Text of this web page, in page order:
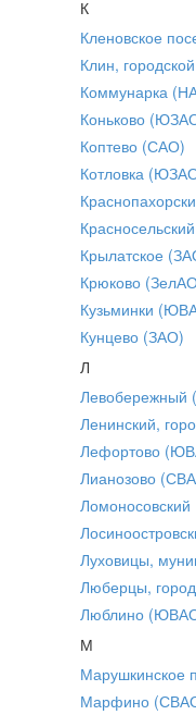
К
Кленовское
Клин,
Коммунарка
Коньково
Коптево (САО)
Котловка
Крылатское
Крюково
Кузьминки
Кунцево (ЗАО)
Л
Ленинский,
Лефортово
Лианозово
Луховицы,
Люберцы,
Люблино
М
Марушкинское
Марфино